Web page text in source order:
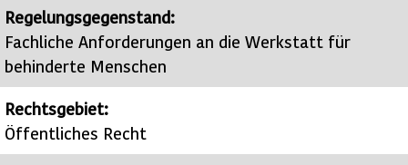
Regelungsgegenstand:
Fachliche Anforderungen an die Werkstatt für
behinderte Menschen
Rechtsgebiet:
Öffentliches Recht